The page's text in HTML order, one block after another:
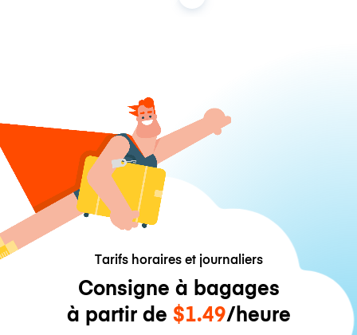
Tarifs horaires et journaliers
Consigne à bagages
à partir de $1.49/heure